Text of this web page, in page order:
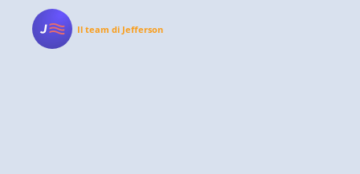
Il team di Jefferson